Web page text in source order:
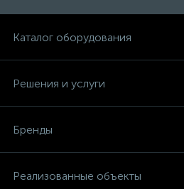
Каталог оборудования
Решения и услуги
Бренды
Реализованные объекты